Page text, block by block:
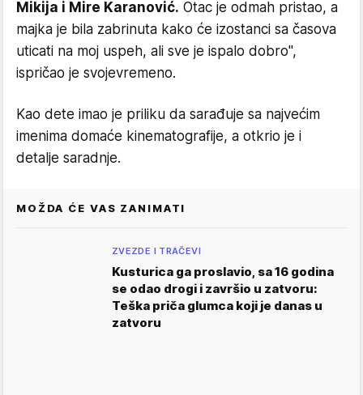
Mikija i Mire Karanović. Otac je odmah pristao, a
majka je bila zabrinuta kako će izostanci sa časova
uticati na moj uspeh, ali sve je ispalo dobro",
ispričao je svojevremeno.
Kao dete imao je priliku da sarađuje sa najvećim
imenima domaće kinematografije, a otkrio je i
detalje saradnje.
MOŽDA ĆE VAS ZANIMATI
ZVEZDE I TRAČEVI
Kusturica ga proslavio, sa 16 godina
se odao drogi i završio u zatvoru:
Teška priča glumca koji je danas u
zatvoru